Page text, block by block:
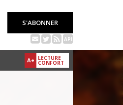
S'ABONNER
API
A+ LECTURE
CONFORT